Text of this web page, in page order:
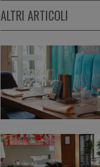
ALTRI ARTICOLI